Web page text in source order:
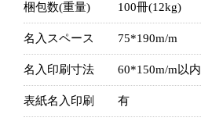
梱包数(重量) 100冊(12kg)
名入スペース 75*190m/m
名入印刷寸法 60*150m/m以内
表紙名入印刷 有